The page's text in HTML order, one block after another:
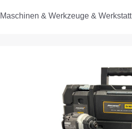
Maschinen & Werkzeuge & Werkstatt